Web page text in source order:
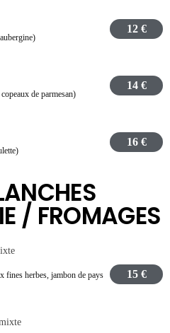
12 €
de parmesan)
14 €
16 €
/ FROMAGES
fines herbes, jambon de pays
15 €